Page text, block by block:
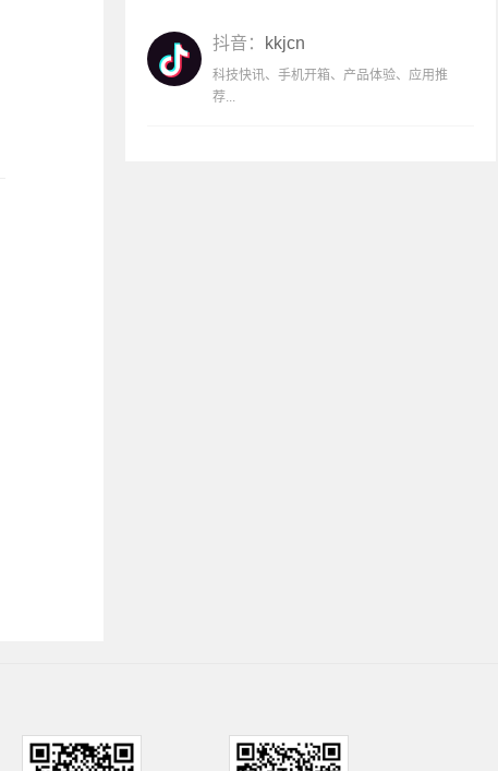
抖音： kkjcn
科技快讯、手机开箱、产品体验、应用推
荐...